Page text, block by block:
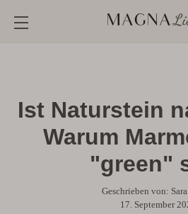
zum
Ist Naturstein
Warum
"green"
Geschrieben von:
17. September